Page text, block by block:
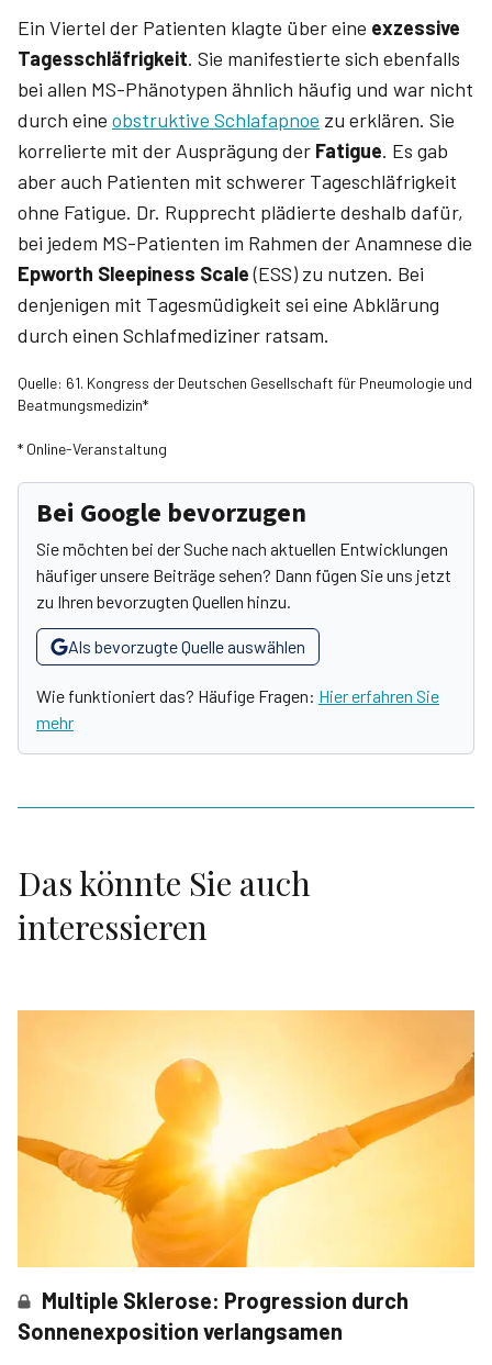
Ein Viertel der Patienten klagte über eine exzessive
Tagesschläfrigkeit. Sie manifestierte sich ebenfalls
bei allen MS-Phänotypen ähnlich häufig und war nicht
durch eine obstruktive Schlafapnoe zu erklären. Sie
korrelierte mit der Ausprägung der Fatigue. Es gab
aber auch Patienten mit schwerer Tageschläfrigkeit
ohne Fatigue. Dr. Rupprecht plädierte deshalb dafür,
bei jedem MS-Patienten im Rahmen der Anamnese die
Epworth Sleepiness Scale(ESS) zu nutzen. Bei
denjenigen mit Tagesmüdigkeit sei eine Abklärung
durch einen Schlafmediziner ratsam.
Quelle: 61. Kongress der Deutschen Gesellschaft für Pneumologie und
Beatmungsmedizin*
* Online-Veranstaltung
Bei Google bevorzugen
Sie möchten bei der Suche nach aktuellen Entwicklungen
häufiger unsere Beiträge sehen? Dann fügen Sie uns jetzt
zu Ihren bevorzugten Quellen hinzu.
Als bevorzugte Quelle auswählen
Wie funktioniert das? Häufige Fragen: Hier erfahren Sie
mehr
Das könnte Sie auch
interessieren
Multiple Sklerose: Progression durch
Sonnenexposition verlangsamen